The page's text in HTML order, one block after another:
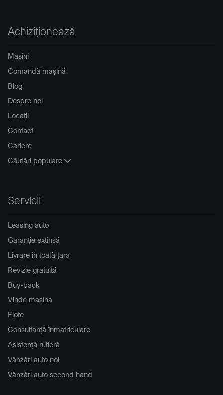
Achiziționează
Mașini
Comandă mașină
Blog
Despre noi
Locații
Contact
Cariere
Căutări populare
Servicii
Leasing auto
Garanție extinsă
Livrare în toată țara
Revizie gratuită
Buy-back
Vinde mașina
Flote
Consultanță înmatriculare
Asistență rutieră
Vânzări auto noi
Vânzări auto second hand